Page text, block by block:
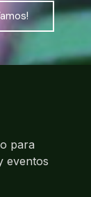
para
eventos